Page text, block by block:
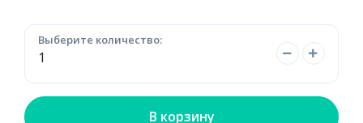
Выберите количество:
В корзину